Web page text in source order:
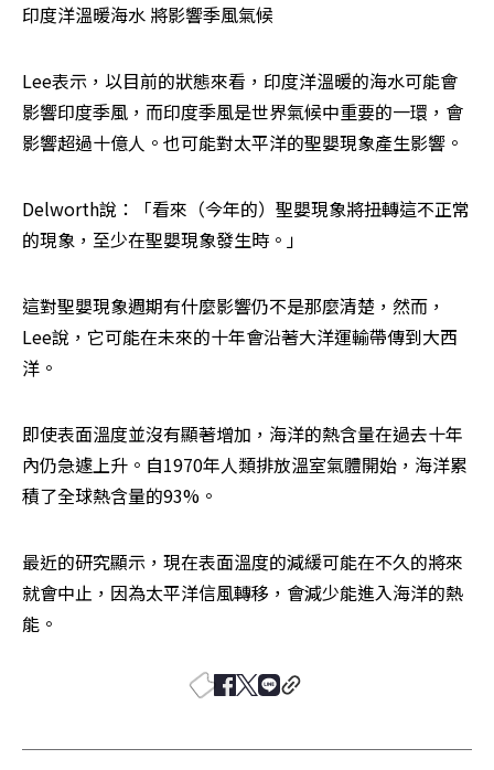
印度洋溫暖海水 將影響季風氣候
Lee表示，以目前的狀態來看，印度洋溫暖的海水可能會
影響印度季風，而印度季風是世界氣候中重要的一環，會
影響超過十億人。也可能對太平洋的聖嬰現象產生影響。
Delworth說：「看來（今年的）聖嬰現象將扭轉這不正常
的現象，至少在聖嬰現象發生時。」
這對聖嬰現象週期有什麼影響仍不是那麼清楚，然而，
Lee說，它可能在未來的十年會沿著大洋運輸帶傳到大西
洋。
即使表面溫度並沒有顯著增加，海洋的熱含量在過去十年
內仍急遽上升。自1970年人類排放溫室氣體開始，海洋累
積了全球熱含量的93%。
最近的研究顯示，現在表面溫度的減緩可能在不久的將來
就會中止，因為太平洋信風轉移，會減少能進入海洋的熱
能。